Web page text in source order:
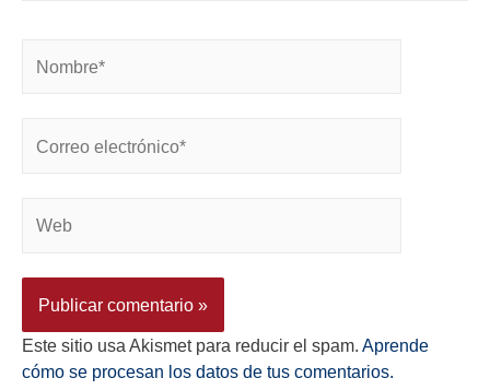
Este sitio usa Akismet para reducir el spam. Aprende
cómo se procesan los datos de tus comentarios.